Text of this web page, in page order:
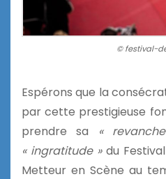
© festival-
Espérons que la
par cette prestigieuse
prendre sa
«
« ingratitude »du
Metteur en Scène au